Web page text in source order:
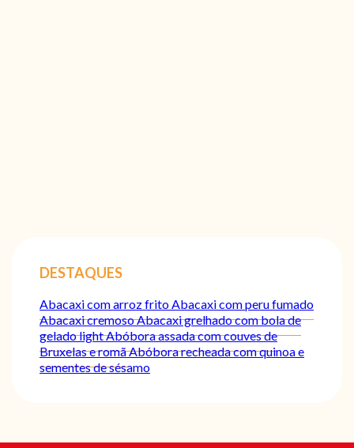
DESTAQUES
Abacaxi com arroz fritoAbacaxi com peru fumado
Abacaxi cremosoAbacaxi grelhado com bola de
gelado lightAbóbora assada com couves de
Bruxelas e romãAbóbora recheada com quinoa e
sementes de sésamo